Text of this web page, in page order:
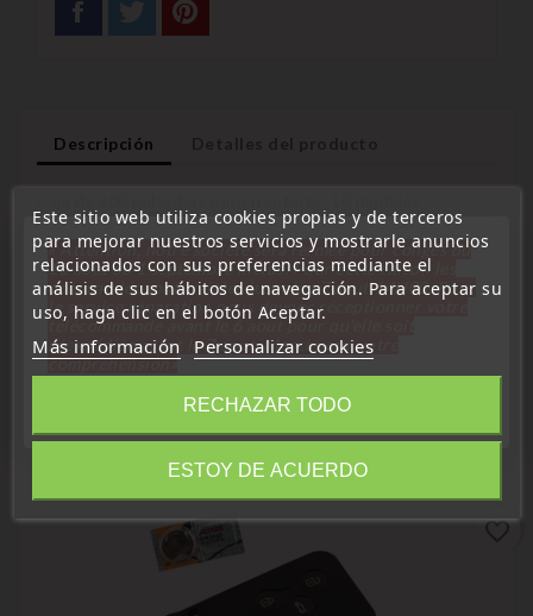
Descripción
diferentes
Para transmisor de control remoto, interruptor de aire
acondicionado, regulador de ventana...
15 Otros Productos De La Misma
Categoría:
favorite_border
Este sitio web utiliza cookies propias y de terceros
para mejorar nuestros servicios y mostrarle anuncios
relacionados con sus preferencias mediante el
análisis de sus hábitos de navegación. Para aceptar su
uso, haga clic en el botón Aceptar.
Más información Personalizar cookies
RECHAZAR TODO
ESTOY DE ACUERDO
« Attention, notre société sera fermée pour congés du
10 aout au 1 septembre inclus. Pour cette raison les
commandes sont traitées jusqu'au 7 aout
14H00. Pour
le service réparation nous devons réceptionner votre
télécommande avant le 6 aout pour qu'elle soit
réexpédiée avant le 7 aout. Merci pour votre
compréhension»
Cerrar
Information